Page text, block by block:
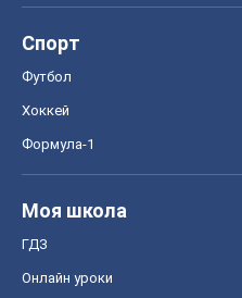
Спорт
Футбол
Хоккей
Формула-1
Моя школа
ГДЗ
Онлайн уроки